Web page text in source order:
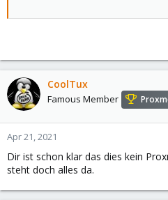
CoolTux
Famous Member
Apr 21, 2021
Dir ist schon klar das dies kein
steht doch alles da.